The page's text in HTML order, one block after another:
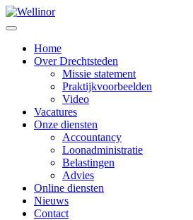
Home
Over Drechtsteden
Missie statement
Praktijkvoorbeelden
Video
Vacatures
Onze diensten
Accountancy
Loonadministratie
Belastingen
Advies
Online diensten
Nieuws
Contact